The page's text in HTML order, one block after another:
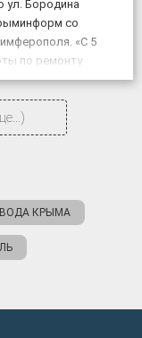
ул. Бородина
со
«С 5
по ремонту
ВОДА КРЫМА